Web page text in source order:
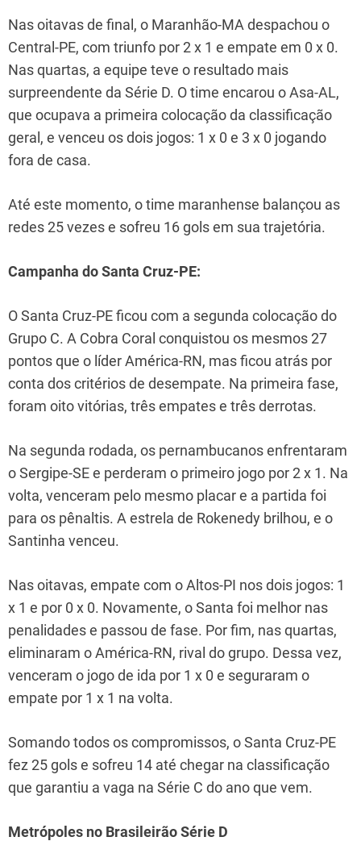
Nas oitavas de final, o Maranhão-MA despachou o
Central-PE, com triunfo por 2 x 1 e empate em 0 x 0.
Nas quartas, a equipe teve o resultado mais
surpreendente da Série D. O time encarou o Asa-AL,
que ocupava a primeira colocação da classificação
geral, e venceu os dois jogos: 1 x 0 e 3 x 0 jogando
fora de casa.
Até este momento, o time maranhense balançou as
redes 25 vezes e sofreu 16 gols em sua trajetória.
Campanha do Santa Cruz-PE:
O Santa Cruz-PE ficou com a segunda colocação do
Grupo C. A Cobra Coral conquistou os mesmos 27
pontos que o líder América-RN, mas ficou atrás por
conta dos critérios de desempate. Na primeira fase,
foram oito vitórias, três empates e três derrotas.
Na segunda rodada, os pernambucanos enfrentaram
o Sergipe-SE e perderam o primeiro jogo por 2 x 1. Na
volta, venceram pelo mesmo placar e a partida foi
para os pênaltis. A estrela de Rokenedy brilhou, e o
Santinha venceu.
Nas oitavas, empate com o Altos-PI nos dois jogos: 1
x 1 e por 0 x 0. Novamente, o Santa foi melhor nas
penalidades e passou de fase. Por fim, nas quartas,
eliminaram o América-RN, rival do grupo. Dessa vez,
venceram o jogo de ida por 1 x 0 e seguraram o
empate por 1 x 1 na volta.
Somando todos os compromissos, o Santa Cruz-PE
fez 25 gols e sofreu 14 até chegar na classificação
que garantiu a vaga na Série C do ano que vem.
Metrópoles no Brasileirão Série D